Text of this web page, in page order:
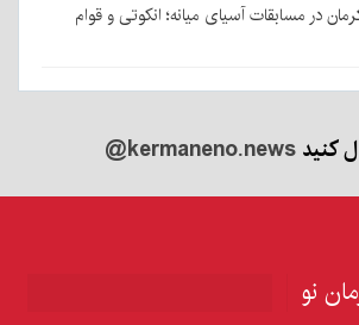
در مسابقات آسیای میانه؛ انکوتی و قوام
کنید@kermaneno.news
نو